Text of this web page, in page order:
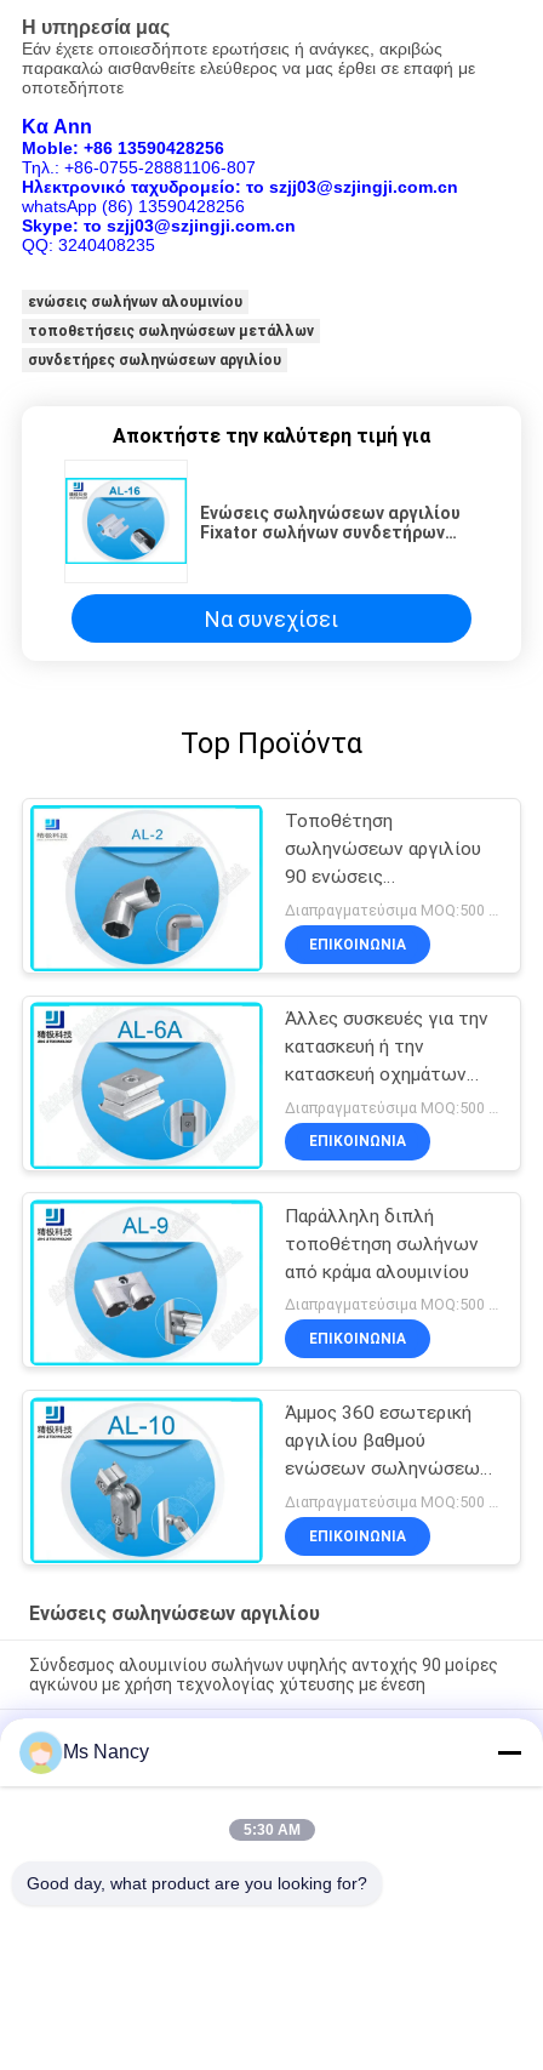
Η υπηρεσία μας
Εάν έχετε οποιεσδήποτε ερωτήσεις ή ανάγκες, ακριβώς
παρακαλώ αισθανθείτε ελεύθερος να μας έρθει σε επαφή με
οποτεδήποτε
Κα Ann
Moble: +86 13590428256
Τηλ.: +86-0755-28881106-807
Ηλεκτρονικό ταχυδρομείο: το szjj03@szjingji.com.cn
whatsApp (86) 13590428256
Skype: το szjj03@szjingji.com.cn
QQ: 3240408235
ενώσεις σωλήνων αλουμινίου
τοποθετήσεις σωληνώσεων μετάλλων
συνδετήρες σωληνώσεων αργιλίου
Αποκτήστε την καλύτερη τιμή για
Ενώσεις σωληνώσεων αργιλίου
Fixator σωλήνων συνδετήρων
Να συνεχίσει
Top Προϊόντα
Τοποθέτηση
σωληνώσεων αργιλίου
90 ενώσεις
σωληνώσεων αργιλίου
αγκώνων βαθμού για το
σωλήνα OD 28mm
ΕΠΙΚΟΙΝΩΝΊΑ
Άλλες συσκευές για την
κατασκευή ή την
κατασκευή οχημάτων
από υδρατλαντικό
χάλυβα
ΕΠΙΚΟΙΝΩΝΊΑ
Παράλληλη διπλή
τοποθέτηση σωλήνων
από κράμα αλουμινίου
Διαπραγματεύσιμα MOQ:500 Σύνολα
ΕΠΙΚΟΙΝΩΝΊΑ
Άμμος 360 εσωτερική
αργιλίου βαθμού
ενώσεων σωληνώσεων
που ανατινάζει την
ελεύθερη περιστροφή
Al-10
Διαπραγματεύσιμα MOQ:500 Σύνολα
ΕΠΙΚΟΙΝΩΝΊΑ
Ενώσεις σωληνώσεων αργιλίου
Σύνδεσμος αλουμινίου σωλήνων υψηλής αντοχής 90 μοίρες
αγκώνου με χρήση τεχνολογίας χύτευσης με ένεση
ISO9001 Πιστοποιημένο χύτευση πεπιεσμένου αλουμινίου
αλουμινίου ανωτισμού ασημένιων σωλήνων για συστήματα
αδύναμων σωλήνων και βιομηχανικούς σταθμούς εργασίας
90 μοίρες Γυναικεία συμμετοχή αλουμινίου σωλήνα κοινή
πετάμε χύτευση αγκώνα σύνδεσμος για συστήματα ράφι
Ms Nancy
5:30 AM
Good day, what product are you looking for?